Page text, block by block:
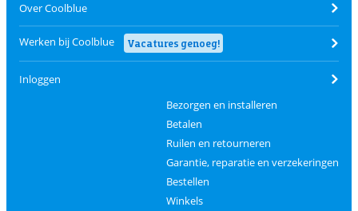
Over Coolblue
Werken bij Coolblue Vacatures genoeg!
Inloggen
Bezorgen en installeren
Betalen
Ruilen en retourneren
Garantie, reparatie en verzekeringen
Bestellen
Winkels